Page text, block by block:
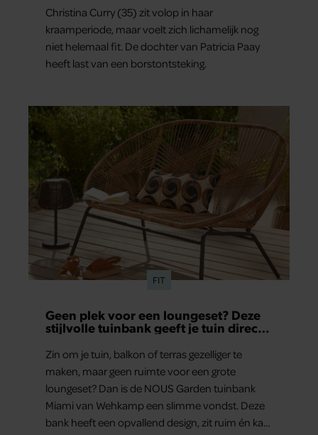
Christina Curry (35) zit volop in haar
kraamperiode, maar voelt zich lichamelijk nog
niet helemaal fit. De dochter van Patricia Paay
heeft last van een borstontsteking.
FIT
Geen plek voor een loungeset? Deze
stijlvolle tuinbank geeft je tuin direct
Zin om je tuin, balkon of terras gezelliger te
maken, maar geen ruimte voor een grote
loungeset? Dan is de NOUS Garden tuinbank
Miami van Wehkamp een slimme vondst. Deze
bank heeft een opvallend design, zit ruim én kan